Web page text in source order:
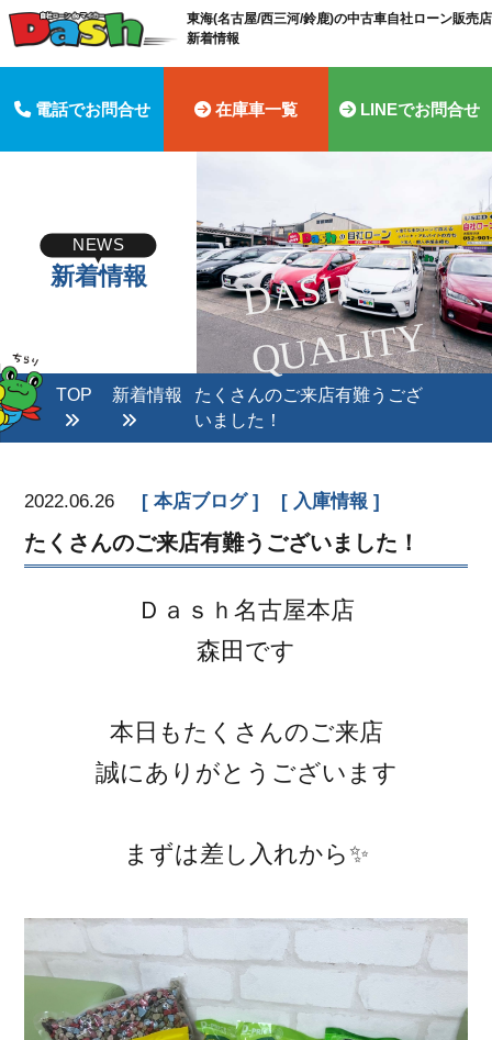
東海(名古屋/西三河/鈴鹿)の中古車自社ローン販売
新着情報
電話でお問合せ 在庫車一覧 LINEでお問合せ
D
A
S
H
Q
U
A
LI
T
Y
NEWS
新着情報
TOP 新着情報
たくさんのご来店有難うござ
いました！
2022.06.26 本店ブログ 入庫情報
たくさんのご来店有難うございました！
Ｄａｓｈ名古屋本店
森田です
本日もたくさんのご来店
誠にありがとうございます
まずは差し入れから✨